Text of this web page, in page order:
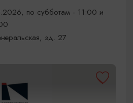
по субботам - 11:00 и
зд. 27